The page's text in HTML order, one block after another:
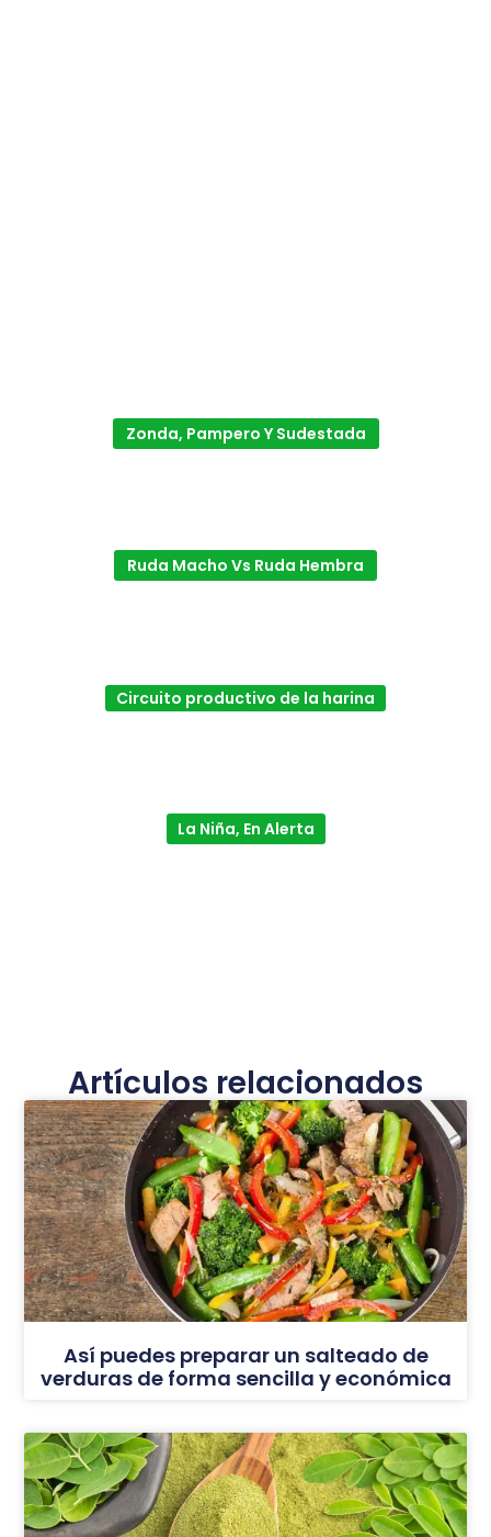
Zonda, Pampero Y Sudestada
Ruda Macho Vs Ruda Hembra
Circuito productivo de la harina
La Niña, En Alerta
Artículos relacionados
Así puedes preparar un salteado de
verduras de forma sencilla y económica